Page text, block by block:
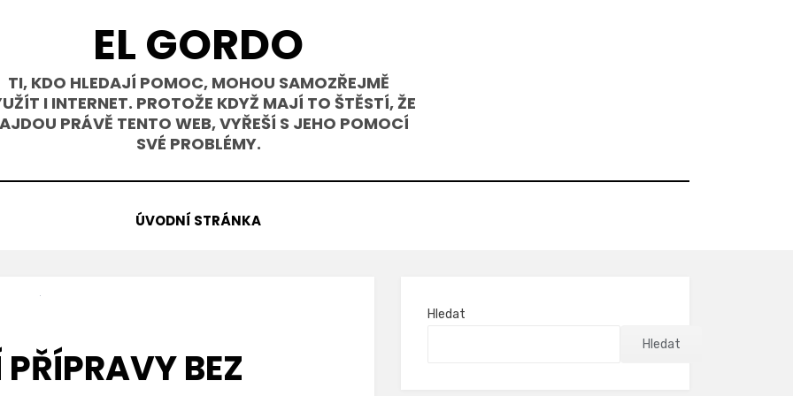
EL GORDO
TI, KDO HLEDAJÍ POMOC, MOHOU SAMOZŘEJMĚ
I INTERNET. PROTOŽE KDYŽ MAJÍ TO ŠTĚSTÍ, ŽE
PRÁVĚ TENTO WEB, VYŘEŠÍ S JEHO POMOCÍ
SVÉ PROBLÉMY.
ÚVODNÍ STRÁNKA
BEZ
Hledat
Hledat